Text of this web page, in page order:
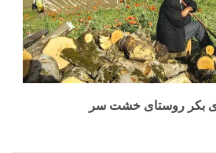
بکر روستای خشت‌ سر